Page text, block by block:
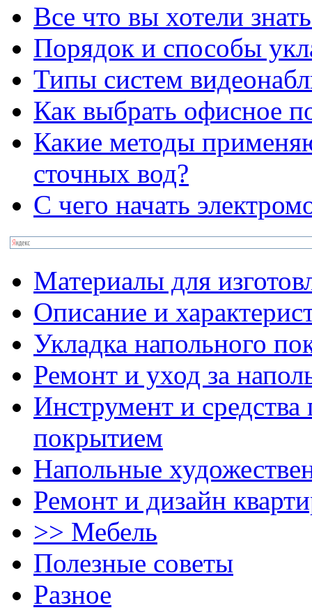
Все что вы хотели
Порядок и способы
Типы систем
Как выбрать офисное
Какие методы
сточных вод?
С чего начать
Материалы для
Описание и
Укладка напольного
Ремонт и уход за
Инструмент и
покрытием
Напольные
Ремонт и дизайн
>> Мебель
Полезные советы
Разное